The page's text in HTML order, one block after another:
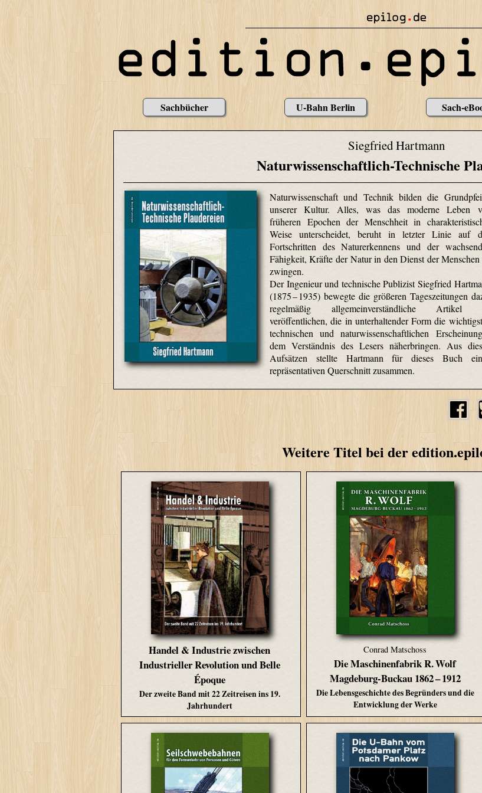
Sachbücher U-Bahn Berlin Sach-
Siegfried Hartmann
Naturwissenschaftlich-Technische
Naturwissenschaft und Technik bilden die
unserer Kultur. Alles, was das moderne Leben
früheren Epochen der Menschheit in
Weise unterscheidet, beruht in letzter Linie auf
Fortschritten des Naturerkennens und der
Fähigkeit, Kräfte der Natur in den Dienst der Menschen
zwingen.
Der Ingenieur und technische Publizist Siegfried
(1875 – 1935) bewegte die größeren Tageszeitungen
regelmäßig allgemeinverständliche Artikel
veröffentlichen, die in unterhaltender Form die
technischen und naturwissenschaftlichen
dem Verständnis des Lesers näherbringen. Aus
Aufsätzen stellte Hartmann für dieses Buch
repräsentativen Querschnitt zusammen.
Weitere Titel bei der
Handel & Industrie zwischen
Industrieller Revolution und Belle
Époque
Der zweite Band mit 22 Zeitreisen ins 19.
Jahrhundert
Conrad Matschoss
Die Maschinenfabrik R. Wolf
Magdeburg-Buckau 1862 – 1912
Die Lebensgeschichte des Begründers und die
Entwicklung der Werke